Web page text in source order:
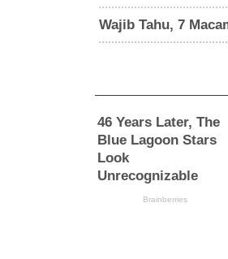
Wajib Tahu, 7